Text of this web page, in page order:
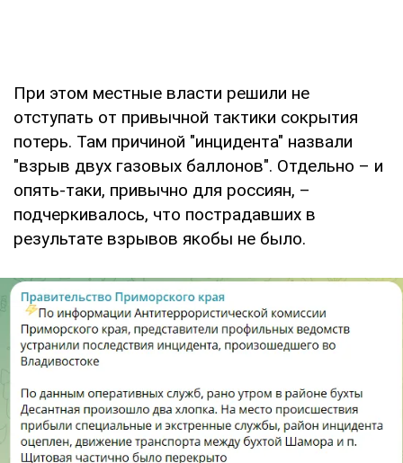
При этом местные власти решили не
отступать от привычной тактики сокрытия
потерь. Там причиной "инцидента" назвали
"взрыв двух газовых баллонов". Отдельно – и
опять-таки, привычно для россиян, –
подчеркивалось, что пострадавших в
результате взрывов якобы не было.